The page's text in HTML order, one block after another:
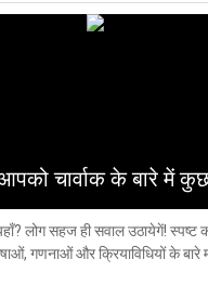
चार्वाक के बारे में कुछ
लोग सहज ही सवाल उठायेगें! स्पष्ट
गणनाओं और क्रियाविधियों के बारे